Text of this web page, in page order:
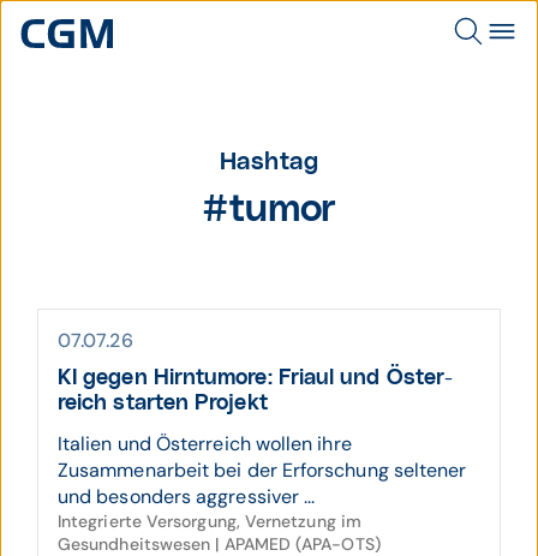
Hashtag
#tumor
07.07.26
KI gegen Hirn­tumore: Friaul und Öster­
reich starten Projekt
Italien und Österreich wollen ihre
Zusammenarbeit bei der Erforschung seltener
und besonders aggressiver ...
Integrierte Versorgung, Vernetzung im
Gesundheitswesen | APAMED (APA-OTS)